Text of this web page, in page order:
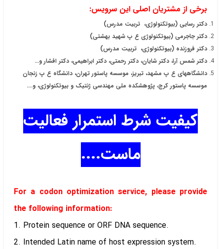
برخی از مشتریان اصلی این سرویس:
دکتر رسایی (بیوتکنولوژی، تربیت مدرس)
دکتر جاجرمی (بیوتکنولوژی ع پ شهید بهشتی)
دکتر فروزنده (بیوتکنولوژی، تربیت مدرس)
دکتر شمس آرا، دکتر شایان، دکتر رحمتی، دکتر ابراهیمی، دکتر افشار و...
دانشگاههای ع پ مشهد، تبریز، موسسه پاستور تهران، دانشگاه ع پ زنجان
موسسه پاستور کرج، پژوهشکده ملی مهندسی ژنتیک و بیوتکنولوژی، و....
کیفیت شرط استمرار فعالیت
ماست....
For a codon optimization service, please provide
the following information:
1. Protein sequence or ORF DNA sequence.
2. Intended Latin name of host expression system.